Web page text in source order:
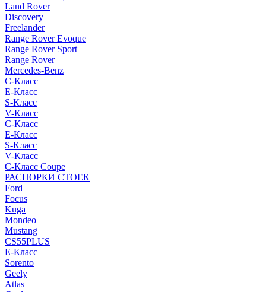
Land Rover
Discovery
Freelander
Range Rover Evoque
Range Rover Sport
Range Rover
Mercedes-Benz
C-Класс
E-Класс
S-Класс
V-Класс
C-Класс
E-Класс
S-Класс
V-Класс
C-Класс Coupe
РАСПОРКИ СТОЕК
Ford
Focus
Kuga
Mondeo
Mustang
CS55PLUS
E-Класс
Sorento
Geely
Atlas